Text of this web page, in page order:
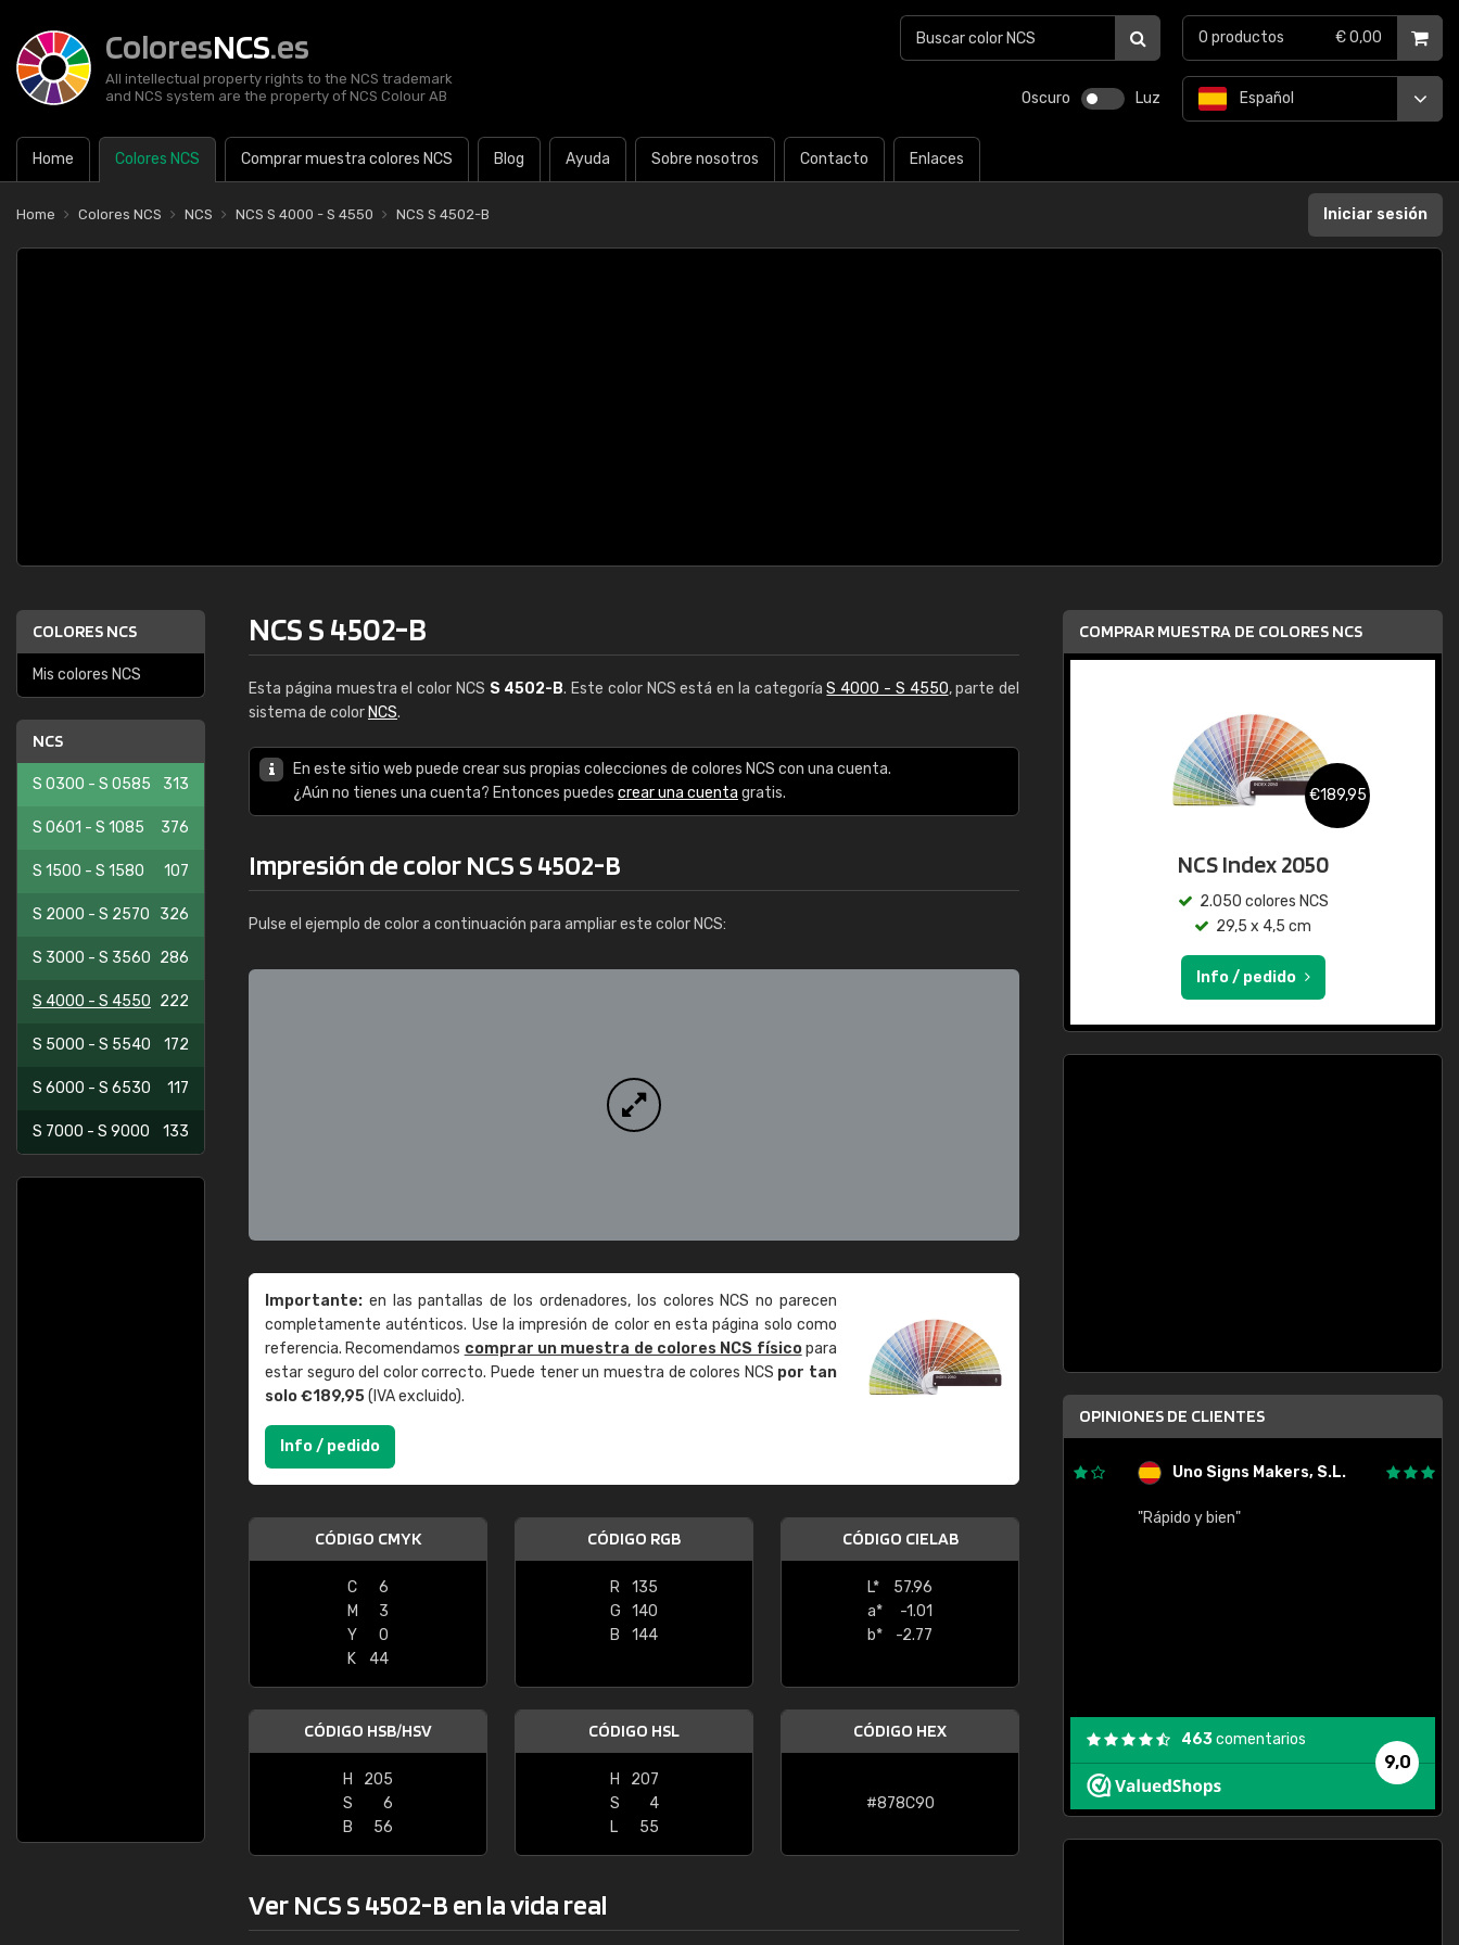
ColoresNCS.es
All intellectual property rights to the NCS trademark
and NCS system are the property of NCS Colour AB
Oscuro Luz
Home Colores NCS Comprar muestra colores NCS Blog Ayuda Sobre nosotros Contacto Enlaces
Español
0 productos € 0,00
Home Colores NCS NCS NCS S 4000 - S 4550 NCS S 4502-B Iniciar sesión
COLORES NCS
Mis colores NCS
NCS
S 0300 - S 0585 313
S 0601 - S 1085 376
S 1500 - S 1580 107
S 2000 - S 2570 326
S 3000 - S 3560 286
S 4000 - S 4550 222
S 5000 - S 5540 172
S 6000 - S 6530 117
S 7000 - S 9000 133
NCS S 4502-B
Esta página muestra el color NCS S 4502-B. Este color NCS está en la categoríaS 4000 - S 4550, parte del
sistema de color NCS.
En este sitio web puede crear sus propias colecciones de colores NCS con una cuenta.
¿Aún no tienes una cuenta? Entonces puedes crear una cuenta gratis.
Impresión de color NCS S 4502-B
Pulse el ejemplo de color a continuación para ampliar este color NCS:
Importante: en las pantallas de los ordenadores, los colores NCS no parecen
completamente auténticos. Use la impresión de color en esta página solo como
referencia. Recomendamos comprar un muestra de colores NCS físicopara
estar seguro del color correcto. Puede tener un muestra de colores NCS por tan
solo €189,95(IVA excluido).
Info / pedido
CÓDIGO CMYK
C
6
M
3
Y
0
K
44
CÓDIGO RGB
R
135
G
140
B
144
CÓDIGO CIELAB
L*
57.96
a*
-1.01
b*
-2.77
CÓDIGO HSB/HSV
H
205
S
6
B
56
CÓDIGO HSL
H
207
S
4
L
55
CÓDIGO HEX
#878C90
Ver NCS S 4502-B en la vida real
COMPRAR MUESTRA DE COLORES NCS
€189,95
NCS Index 2050
2.050 colores NCS
29,5 x 4,5 cm
Info / pedido
OPINIONES DE CLIENTES
"Buen servicio. No obstante No es fácil
encontrar/comprar lo que se busca"
Uno Signs Makers, S.L.
"Rápido y bien"
9,0
463comentarios